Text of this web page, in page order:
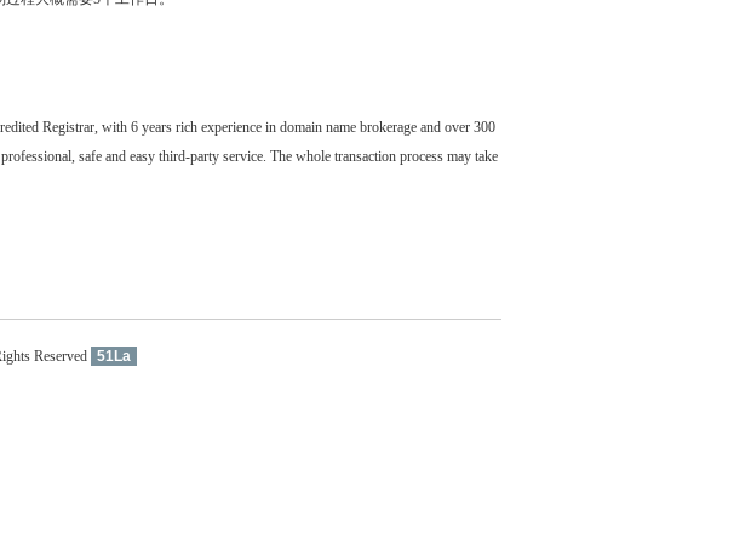
Registrar, with 6 years rich experience in domain name brokerage and over 300
safe and easy third-party service. The whole transaction process may take
Reserved 51La